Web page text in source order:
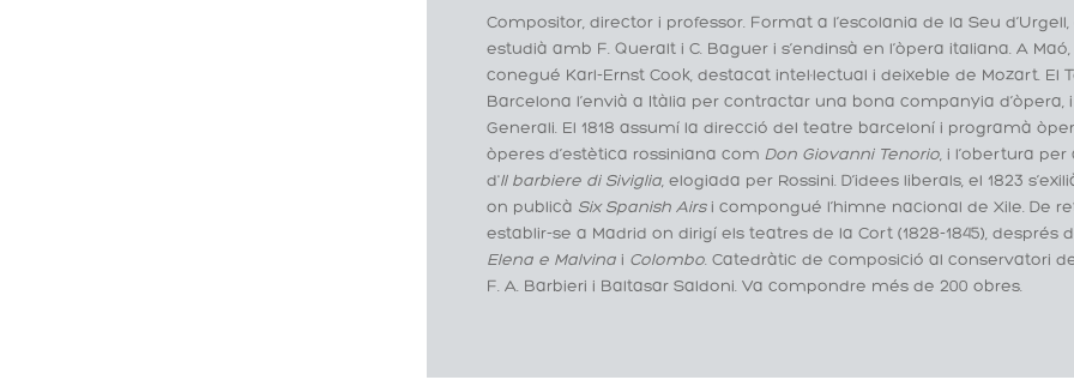
Compositor, director i professor. Format a l’escolania de la Seu
estudià amb F. Queralt i C. Baguer i s’endinsà en l’òpera italiana. A
conegué Karl-Ernst Cook, destacat intel·lectual i deixeble de Mozart. El
Barcelona l’envià a Itàlia per contractar una bona companyia d’òpera,
Generali. El 1818 assumí la direcció del teatre barceloní i programà
òperes d’estètica rossiniana com Don Giovanni Tenorio, i l’obertura per
d'Il barbiere di Siviglia, elogiada per Rossini. D’idees liberals, el 1823
on publicà Six Spanish Airsi compongué l’himne nacional de Xile. De
establir-se a Madrid on dirigí els teatres de la Cort (1828-1845), després
Elena e Malvina i Colombo. Catedràtic de composició al conservatori
F. A. Barbieri i Baltasar Saldoni. Va compondre més de 200 obres.